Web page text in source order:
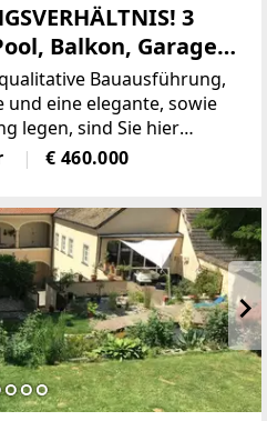
3
Balkon, Garage,
Bauausführung,
eine elegante, sowie
legen, sind Sie hier
geschmackvoll gestaltete
nur durch seine
€ 460.000